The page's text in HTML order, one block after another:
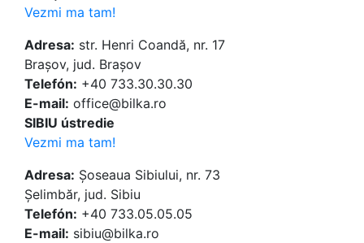
Vezmi ma tam!
Adresa: str. Henri Coandă, nr. 17
Brașov, jud. Brașov
Telefón: +40 733.30.30.30
E-mail: office@bilka.ro
SIBIU ústredie
Vezmi ma tam!
Adresa: Șoseaua Sibiului, nr. 73
Șelimbăr, jud. Sibiu
Telefón: +40 733.05.05.05
E-mail: sibiu@bilka.ro